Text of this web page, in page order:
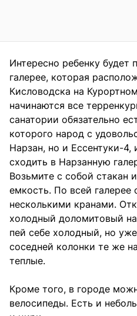
Интересно ребенку будет
галерее, которая
Кисловодска на
начинаются все
санатории обязательно
которого народ с
Нарзан, но и Ессентуки-4,
сходить в Нарзанную
Возьмите с собой стакан
емкость. По всей галерее
несколькими кранами.
холодный доломитовый
пей себе холодный, но
соседней колонки те же
теплые.
Кроме того, в городе
велосипеды. Есть и